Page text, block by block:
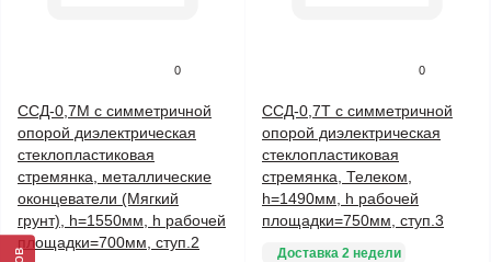
0
ССД-0,7М с симметричной
опорой диэлектрическая
стеклопластиковая
стремянка, металлические
оконцеватели (Мягкий
грунт), h=1550мм, h рабочей
площадки=700мм, ступ.2
0
ССД-0,7Т с симметричной
опорой диэлектрическая
стеклопластиковая
стремянка, Телеком,
h=1490мм, h рабочей
площадки=750мм, ступ.3
Доставка 2 недели